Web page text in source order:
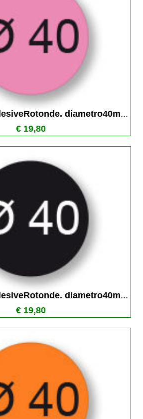
diametro40m...
€ 19,80
diametro40m...
€ 19,80